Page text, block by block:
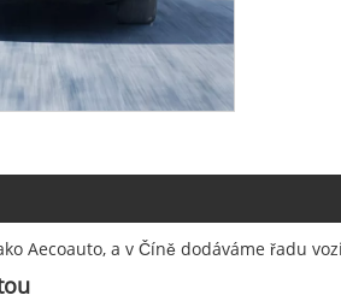
Aecoauto, a v Číně dodáváme řadu